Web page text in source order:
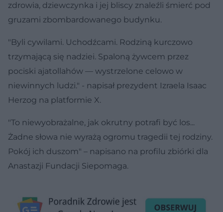
zdrowia, dziewczynka i jej bliscy znaleźli śmierć pod
gruzami zbombardowanego budynku.
"Byli cywilami. Uchodźcami. Rodziną kurczowo
trzymającą się nadziei. Spaloną żywcem przez
pociski ajatollahów — wystrzelone celowo w
niewinnych ludzi." - napisał prezydent Izraela Isaac
Herzog na platformie X.
"To niewyobrażalne, jak okrutny potrafi być los...
Żadne słowa nie wyrażą ogromu tragedii tej rodziny.
Pokój ich duszom" – napisano na profilu zbiórki dla
Anastazji Fundacji Siepomaga.